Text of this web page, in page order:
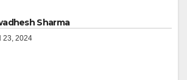
Sharma
23, 2024